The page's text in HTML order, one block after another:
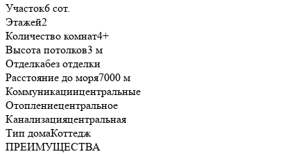
Участок6 сот.
Этажей2
Количество комнат4+
Высота потолков3 м
Отделкабез отделки
Расстояние до моря7000 м
Коммуникациицентральные
Отоплениецентральное
Канализацияцентральная
Тип домаКоттедж
ПРЕИМУЩЕСТВА